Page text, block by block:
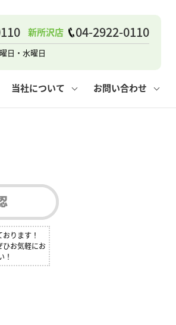
新所沢店 04-2922-0110
日・水曜日
当社について お問い合わせ
ります！
ひお気軽にお
！